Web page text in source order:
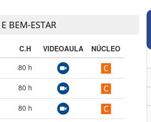
BEM-ESTAR
C.H VIDEOAULA
NÚCLEO
80 h
80 h
80 h